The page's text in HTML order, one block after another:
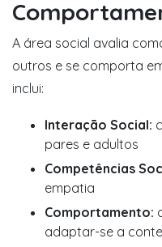
A área social avalia
outros e se comporta
inclui:
Interação Social:
pares e adultos
Competências
empatia
Comportamento:
adaptar-se a